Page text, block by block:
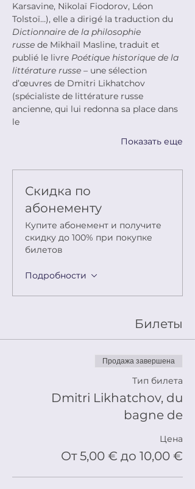
Karsavine, Nikolaï Fiodorov, Léon
Tolstoï…), elle a dirigé la traduction du
Dictionnaire de la philosophie
russe de Mikhaïl Masline, traduit et
publié le livre Poétique historique de la
littérature russe – une sélection
d’œuvres de Dmitri Likhatchov
(spécialiste de littérature russe
ancienne, qui lui redonna sa place dans
le
Показать еще
Скидка по
абонементу
Купите абонемент и получите
скидку до 100% при покупке
билетов
Подробности
Билеты
Продажа завершена
Тип билета
Dmitri Likhatchov, du
bagne de
Цена
От 5,00 € до 10,00 €